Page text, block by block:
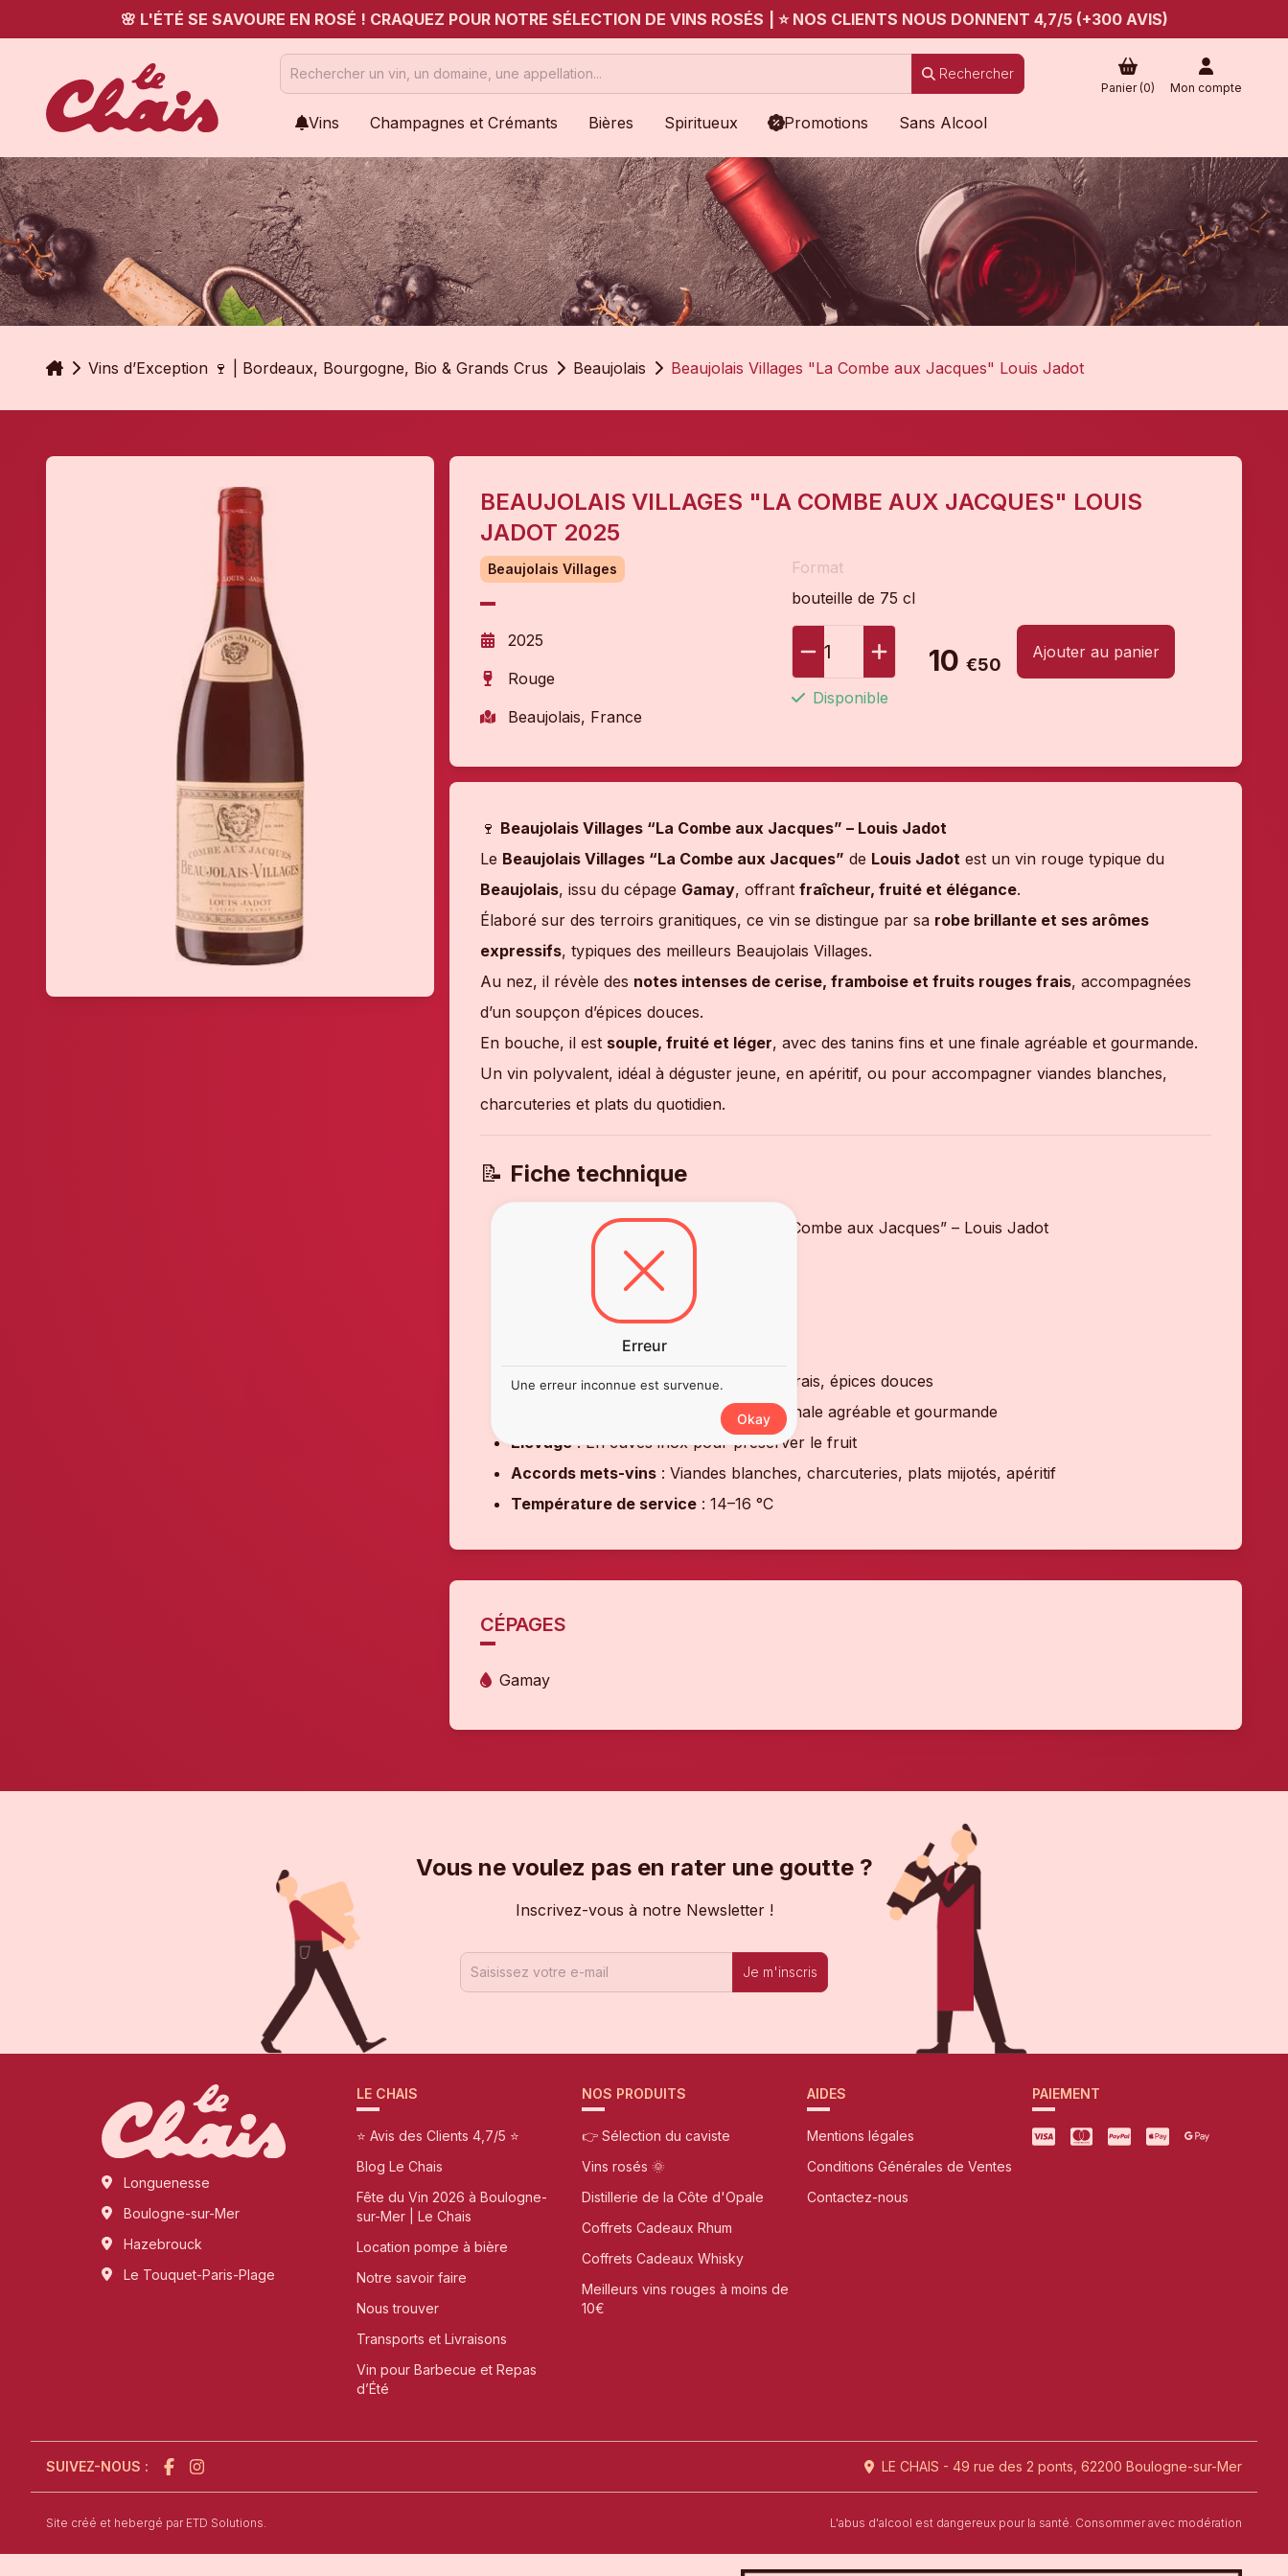
🌸 L'ÉTÉ SE SAVOURE EN ROSÉ ! CRAQUEZ POUR NOTRE SÉLECTION DE VINS ROSÉS ⭐ NOS CLIENTS NOUS DONNENT 4,7/5 (+300 AVIS)
Rechercher
Panier (0) Mon compte
Vins Champagnes et Crémants Bières Spiritueux Promotions Sans Alcool
AccueilVins d’Exception 🍷 | Bordeaux, Bourgogne, Bio & Grands Crus Beaujolais Beaujolais Villages "La Combe aux Jacques" Louis Jadot
BEAUJOLAIS VILLAGES "LA COMBE AUX JACQUES" LOUIS
JADOT 2025
Beaujolais Villages
2025
Rouge
Beaujolais, France
Format
bouteille de 75 cl
1 10 €50
Ajouter au panier
Disponible
🍷 Beaujolais Villages “La Combe aux Jacques” – Louis Jadot
Le Beaujolais Villages “La Combe aux Jacques” de Louis Jadot est un vin rouge typique du
Beaujolais, issu du cépage Gamay, offrantfraîcheur, fruité et élégance.
Élaboré sur des terroirs granitiques, ce vin se distingue par sa robe brillante et ses arômes
expressifs, typiques des meilleurs Beaujolais Villages.
Au nez, il révèle des notes intenses de cerise, framboise et fruits rouges frais, accompagnées
d’un soupçon d’épices douces.
En bouche, il est souple, fruité et léger, avec des tanins fins et une finale agréable et gourmande.
Un vin polyvalent, idéal à déguster jeune, en apéritif, ou pour accompagner viandes blanches,
charcuteries et plats du quotidien.
📝 Fiche technique
Nom complet: Beaujolais Villages “La Combe aux Jacques” – Louis Jadot
: Beaujolais Villages AOC
: Beaujolais
: Rouge
: 100 % Gamay
Nez: Cerise, framboise, fruits rouges frais, épices douces
: Souple, fruitée, tanins fins, finale agréable et gourmande
Élevage: En cuves inox pour préserver le fruit
Accords mets-vins : Viandes blanches, charcuteries, plats mijotés, apéritif
Température de service : 14–16 °C
CÉPAGES
Gamay
Vous ne voulez pas en rater une goutte ?
Inscrivez-vous à notre Newsletter !
Je m'inscris
Longuenesse
Boulogne-sur-Mer
Hazebrouck
Le Touquet-Paris-Plage
LE CHAIS
⭐ Avis des Clients 4,7/5 ⭐
Blog Le Chais
Fête du Vin 2026 à Boulogne-
sur-Mer | Le Chais
Location pompe à bière
Notre savoir faire
Nous trouver
Transports et Livraisons
Vin pour Barbecue et Repas
d’Été
NOS PRODUITS
👉 Sélection du caviste
Vins rosés 🌞
Distillerie de la Côte d'Opale
Coffrets Cadeaux Rhum
Coffrets Cadeaux Whisky
Meilleurs vins rouges à moins de
10€
AIDES
Mentions légales
Conditions Générales de Ventes
Contactez-nous
PAIEMENT
SUIVEZ-NOUS : LE CHAIS - 49 rue des 2 ponts, 62200 Boulogne-sur-Mer
Site créé et hebergé parl'agence de création de site internet à Saint-Omer
ETD Solutions. L'abus d'alcool est dangereux pour la santé. Consommer avec modération
Erreur
Une erreur inconnue est survenue.
Okay